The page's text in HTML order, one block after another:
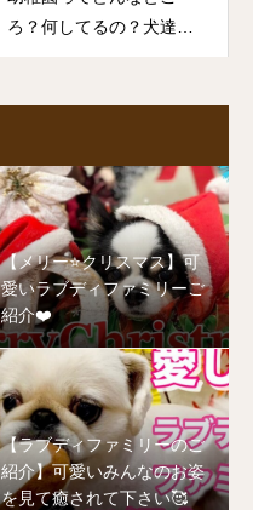
ろ？何してるの？犬達が
【メリー⭐️クリスマス】可
愛いラブディファミリーご
紹介❤️
【ラブディファミリーのご
紹介】可愛いみんなのお姿
を見て癒されて下さい🥰